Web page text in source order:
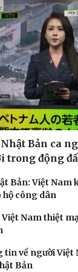
Bản ca
trong động
Bản: Việt Nam
hộ công dân
Nam thiệt
tin về người
Bản